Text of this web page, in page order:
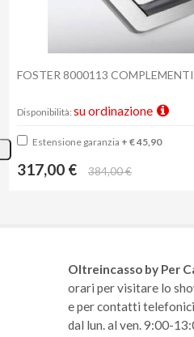
FOSTER 8000113
Disponibilità: su ordinazione
Estensione garanzia + € 45,90
317,00 € 384,00 €
Oltreincasso by Per
orari per visitare lo
e per contatti
dal lun. al ven. 9:00-